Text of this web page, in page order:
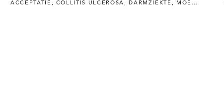
ACCEPTATIE , COLLITIS ULCEROSA , DARMZIEKTE , MOEDERS